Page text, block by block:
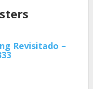
Revisitado –